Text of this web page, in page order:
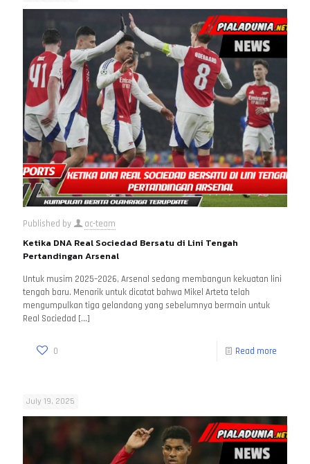
Published by ac-team
Ketika DNA Real Sociedad Bersatu di Lini Tengah
Pertandingan Arsenal
Untuk musim 2025–2026, Arsenal sedang membangun kekuatan lini
tengah baru. Menarik untuk dicatat bahwa Mikel Arteta telah
mengumpulkan tiga gelandang yang sebelumnya bermain untuk
Real Sociedad […]
0 Read more
July 19, 2025